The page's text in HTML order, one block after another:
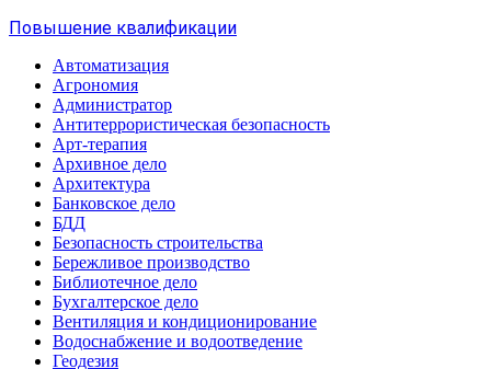
Повышение квалификации
Автоматизация
Агрономия
Администратор
Антитеррористическая безопасность
Арт-терапия
Архивное дело
Архитектура
Банковское дело
БДД
Безопасность строительства
Бережливое производство
Библиотечное дело
Бухгалтерское дело
Вентиляция и кондиционирование
Водоснабжение и водоотведение
Геодезия